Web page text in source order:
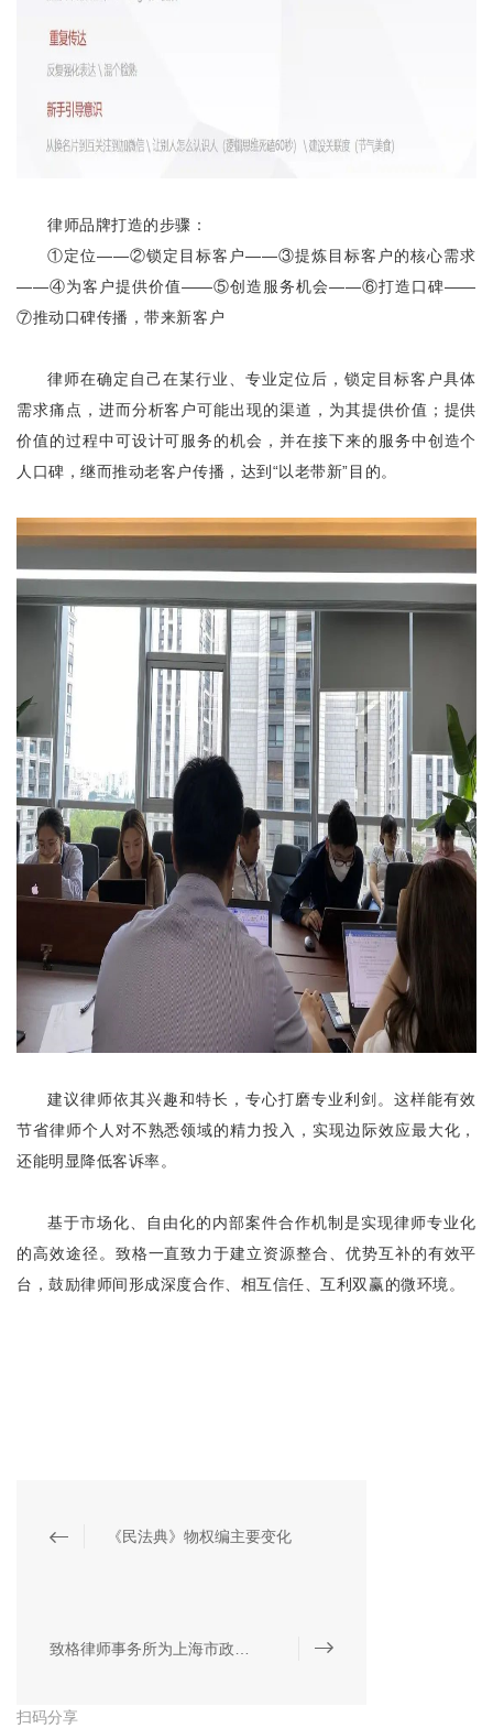
律师品牌打造的步骤：
①定位——②锁定目标客户——③提炼目标客户的核心需求
——④为客户提供价值——⑤创造服务机会——⑥打造口碑——
⑦推动口碑传播，带来新客户
律师在确定自己在某行业、专业定位后，锁定目标客户具体
需求痛点，进而分析客户可能出现的渠道，为其提供价值；提供
价值的过程中可设计可服务的机会，并在接下来的服务中创造个
人口碑，继而推动老客户传播，达到“以老带新”目的。
建议律师依其兴趣和特长，专心打磨专业利剑。这样能有效
节省律师个人对不熟悉领域的精力投入，实现边际效应最大化，
还能明显降低客诉率。
基于市场化、自由化的内部案件合作机制是实现律师专业化
的高效途径。致格一直致力于建立资源整合、优势互补的有效平
台，鼓励律师间形成深度合作、相互信任、互利双赢的微环境。
《民法典》物权编主要变化
扫码分享